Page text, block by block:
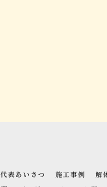
代表あいさつ 施工事例 解